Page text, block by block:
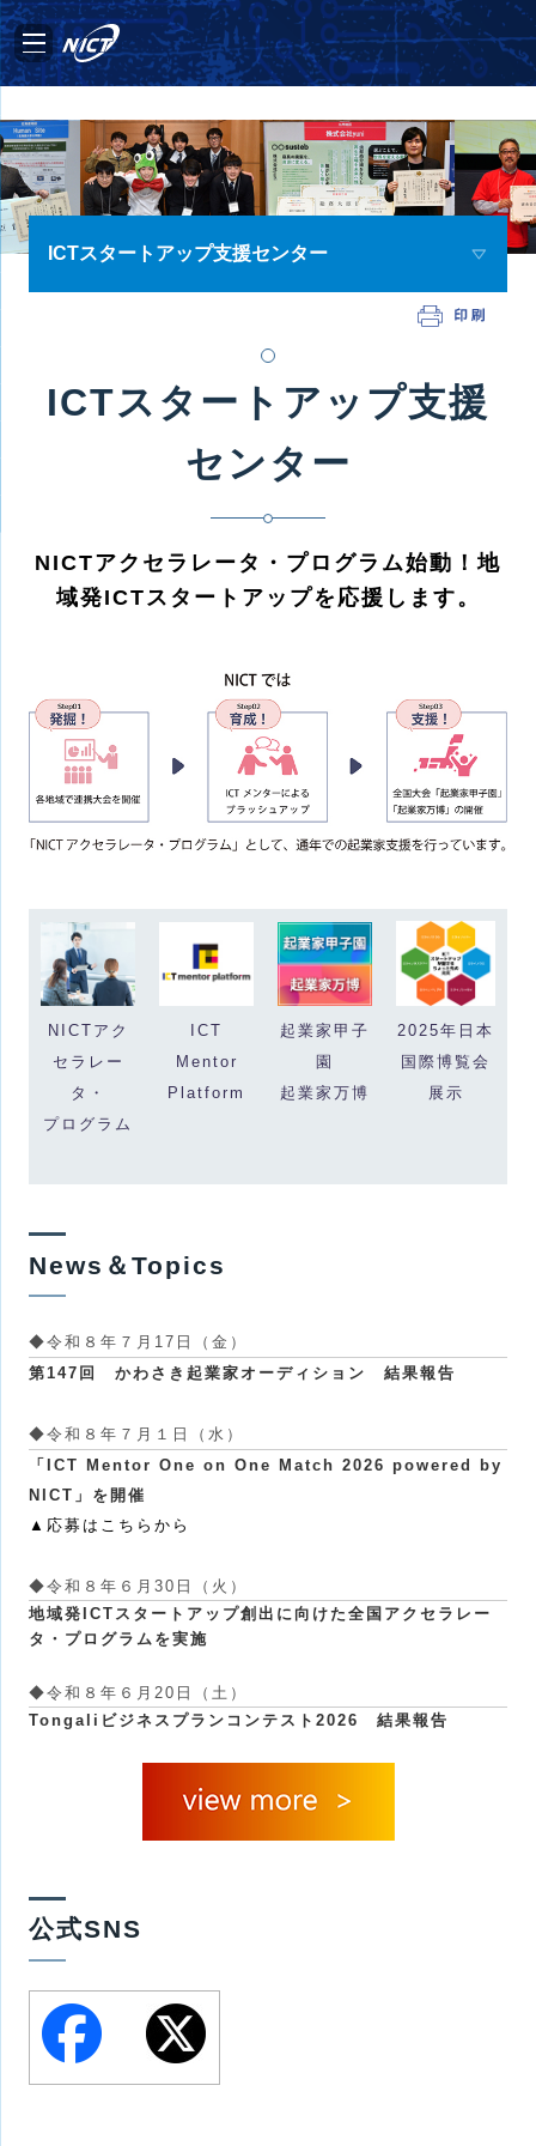
ICTスタートアップ支援センター
ICTスタートアップ支援
センター
NICTアクセラレータ・プログラム始動！地
域発ICTスタートアップを応援します。
NICTアク
セラレー
タ・
プログラム
ICT
Mentor
Platform
起業家甲子
園
起業家万博
2025年日本
国際博覧会
展示
News＆Topics
◆令和８年７月17日（金）
第147回 かわさき起業家オーディション 結果報告
◆令和８年７月１日（水）
「ICT Mentor One on One Match 2026 powered by
NICT」を開催
▲応募はこちらから
◆令和８年６月30日（火）
地域発ICTスタートアップ創出に向けた全国アクセラレー
タ・プログラムを実施
◆令和８年６月20日（土）
Tongaliビジネスプランコンテスト2026 結果報告
公式SNS